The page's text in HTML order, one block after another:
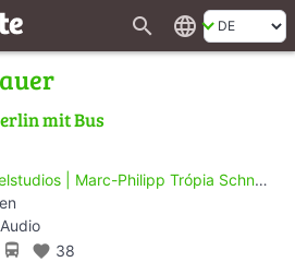
search language
mit Bus
| Marc-Philipp Trópia Schneider
directions_bus favorite 38